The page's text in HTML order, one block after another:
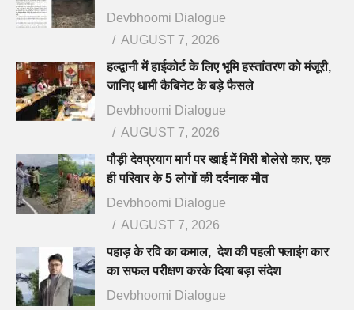
Devbhoomi Dialogue
AUGUST 7, 2026
हल्द्वानी में हाईकोर्ट के लिए भूमि हस्तांतरण को मंजूरी,
जानिए धामी कैबिनेट के बड़े फैसले
Devbhoomi Dialogue
AUGUST 7, 2026
पौड़ी देवप्रयाग मार्ग पर खाई में गिरी बोलेरो कार, एक
ही परिवार के 5 लोगों की दर्दनाक मौत
Devbhoomi Dialogue
AUGUST 7, 2026
पहाड़ के रवि का कमाल, देश की पहली फ्लाइंग कार
का सफल परीक्षण करके दिया बड़ा संदेश
Devbhoomi Dialogue